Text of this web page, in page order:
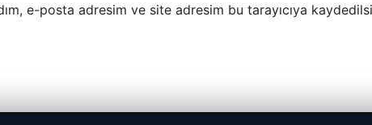
e-posta adresim ve site adresim bu tarayıcıya